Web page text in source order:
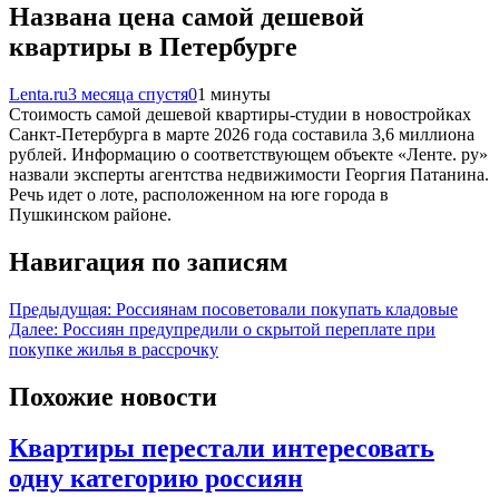
Названа цена самой дешевой
квартиры в Петербурге
Lenta.ru3 месяца спустя01 минуты
Стоимость самой дешевой квартиры-студии в новостройках
Санкт-Петербурга в марте 2026 года составила 3,6 миллиона
рублей. Информацию о соответствующем объекте «Ленте. ру»
назвали эксперты агентства недвижимости Георгия Патанина.
Речь идет о лоте, расположенном на юге города в
Пушкинском районе.
Навигация по записям
Предыдущая: Россиянам посоветовали покупать кладовые
Далее: Россиян предупредили о скрытой переплате при
покупке жилья в рассрочку
Похожие новости
Квартиры перестали интересовать
одну категорию россиян